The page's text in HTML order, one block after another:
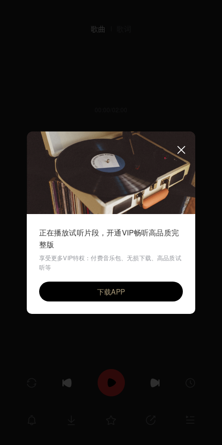
歌曲
VIP 小城故事
正在播放试听片段，开通VIP畅听高品质完
整版
享受更多VIP特权：付费音乐包、无损下载、高品质试
听等
下载APP
